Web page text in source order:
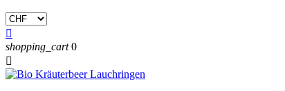

shopping_cart 0
